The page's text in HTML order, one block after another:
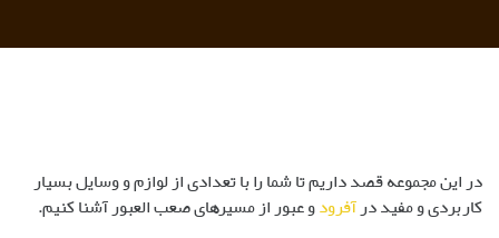
در این مجموعه قصد داریم تا شما را با تعدادی از لوازم و وسایل بسیار
کاربردی و مفید درآفرودو عبور از مسیرهای صعب العبور آشنا کنیم.